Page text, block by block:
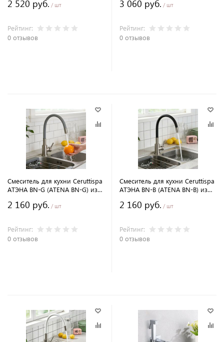
матовыйникель, с выдвижным
2 520 руб. / шт
Рейтинг:
0 отзывов
черный матовый с выдвижным
3 060 руб. / шт
Рейтинг:
0 отзывов
Смеситель для кухни Ceruttispa
АТЭНА BN-G (ATENA BN-G) из
матовый никель, излив гибкий
2 160 руб. / шт
Рейтинг:
0 отзывов
Смеситель для кухни Ceruttispa
АТЭНА BN-B (ATENA BN-B) из
матовый никель, излив гибкий
2 160 руб. / шт
Рейтинг:
0 отзывов